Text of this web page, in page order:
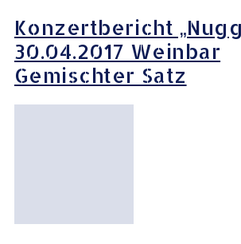
Konzertbericht
30.04.2017 Weinbar
Gemischter Satz